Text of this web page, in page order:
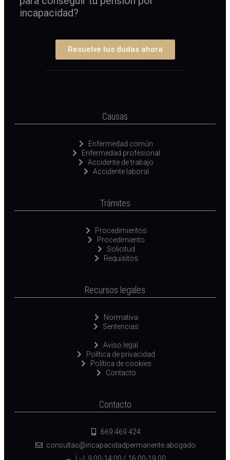
incapacidad?
Resuelve tus dudas ahora
Causas
Enfermedad común
Enfermedad profesional
Accidente de trabajo
Accidente laboral
Trámites
Procedimientos
Procedimiento
Solicitud
Requisitos
Recursos legales
Normativa
Sentencias
Aviso legal
Política de privacidad
Política de cookies
Contacto
Contacto
669 469 424
consultas@incapacidadpermanente.abogado